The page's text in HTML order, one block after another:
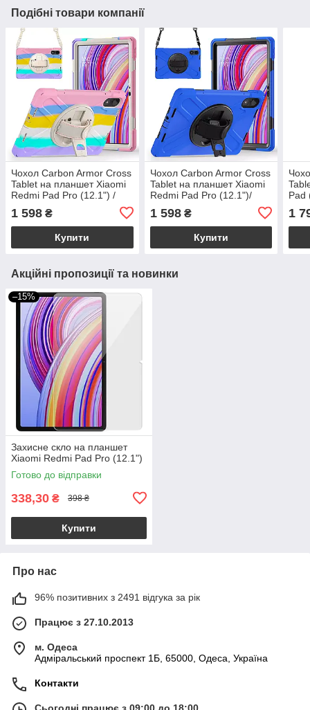
Подібні товари компанії
Чохол Carbon Armor Cross
Tablet на планшет Xiaomi
Redmi Pad Pro (12.1") /
1 598 ₴
Купити
Чохол Carbon Armor Cross
Tablet на планшет Xiaomi
Redmi Pad Pro (12.1")/
1 598₴
Купити
Pad
1
Акційні пропозиції та новинки
–15%
Захисне скло на планшет
Xiaomi Redmi Pad Pro (12.1")
Готово до відправки
338,30 ₴ 398 ₴
Купити
Про нас
96% позитивних з 2491 відгука за рік
Працює з 27.10.2013
м. Одеса
Адміральський проспект 1Б, 65000, Одеса, Україна
Контакти
Сьогодні працює з 09:00 до 18:00